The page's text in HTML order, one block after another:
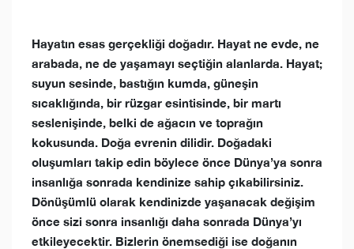
Hayatın esas gerçekliği doğadır. Hayat ne evde, ne
arabada, ne de yaşamayı seçtiğin alanlarda. Hayat;
suyun sesinde, bastığın kumda, güneşin
sıcaklığında, bir rüzgar esintisinde, bir martı
seslenişinde, belki de ağacın ve toprağın
kokusunda. Doğa evrenin dilidir. Doğadaki
oluşumları takip edin böylece önce Dünya’ya sonra
insanlığa sonrada kendinize sahip çıkabilirsiniz.
Dönüşümlü olarak kendinizde yaşanacak değişim
önce sizi sonra insanlığı daha sonrada Dünya’yı
etkileyecektir. Bizlerin önemsediği ise doğanın